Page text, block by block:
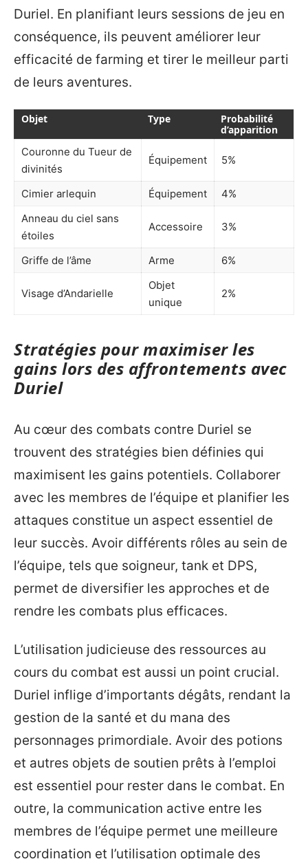
Duriel. En planifiant leurs sessions de jeu en
conséquence, ils peuvent améliorer leur
efficacité de farming et tirer le meilleur parti
de leurs aventures.
Objet Type
Probabilité
d’apparition
Couronne du Tueur de
divinités
Équipement 5%
Cimier arlequin Équipement
4%
Anneau du ciel sans
étoiles
Accessoire 3%
Griffe de l’âme Arme 6%
Visage d’Andarielle
Objet
unique
2%
Stratégies pour maximiser les
gains lors des affrontements avec
Duriel
Au cœur des combats contre Duriel se
trouvent des stratégies bien définies qui
maximisent les gains potentiels. Collaborer
avec les membres de l’équipe et planifier les
attaques constitue un aspect essentiel de
leur succès. Avoir différents rôles au sein de
l’équipe, tels que soigneur, tank et DPS,
permet de diversifier les approches et de
rendre les combats plus efficaces.
L’utilisation judicieuse des ressources au
cours du combat est aussi un point crucial.
Duriel inflige d’importants dégâts, rendant la
gestion de la santé et du mana des
personnages primordiale. Avoir des potions
et autres objets de soutien prêts à l’emploi
est essentiel pour rester dans le combat. En
outre, la communication active entre les
membres de l’équipe permet une meilleure
coordination et l’utilisation optimale des